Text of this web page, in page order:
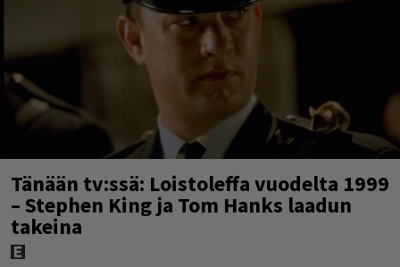
Tänään tv:ssä: Loistoleffa vuodelta 1999
– Stephen King ja Tom Hanks laadun
takeina